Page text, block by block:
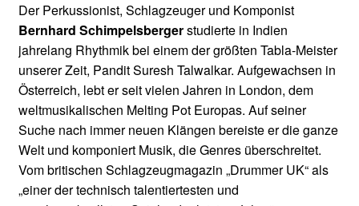
Der Perkussionist, Schlagzeuger und Komponist
Bernhard Schimpelsbergerstudierte in Indien
jahrelang Rhythmik bei einem der größten Tabla-Meister
unserer Zeit, Pandit Suresh Talwalkar. Aufgewachsen in
Österreich, lebt er seit vielen Jahren in London, dem
weltmusikalischen Melting Pot Europas. Auf seiner
Suche nach immer neuen Klängen bereiste er die ganze
Welt und komponiert Musik, die Genres überschreitet.
Vom britischen Schlagzeugmagazin „Drummer UK“ als
„einer der technisch talentiertesten und